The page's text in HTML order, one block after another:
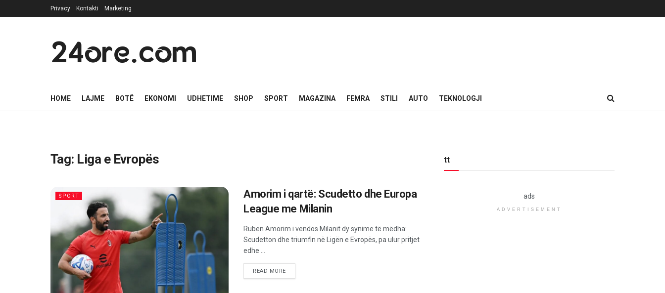
Privacy Kontakti Marketing
24ore.com
HOME LAJME BOTË EKONOMI UDHETIME SHOP SPORT MAGAZINA FEMRA STILI AUTO TEKNOLOGJI
Tag: Liga e Evropës
SPORT
Amorim i qartë: Scudetto dhe Europa
League me Milanin
Ruben Amorim i vendos Milanit dy synime të mëdha:
Scudetton dhe triumfin në Ligën e Evropës, pa ulur pritjet
edhe ...
READ MORE
tt
ads
ADVERTISEMENT